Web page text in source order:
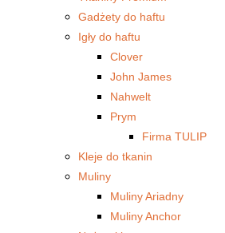
Gadżety do haftu
Igły do haftu
Clover
John James
Nahwelt
Prym
Firma TULIP
Kleje do tkanin
Muliny
Muliny Ariadny
Muliny Anchor